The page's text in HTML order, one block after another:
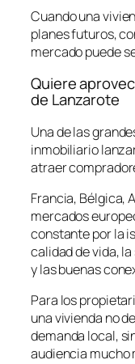
Cuando una
planes futuros,
mercado puede
Quiere
de Lanzarote
Una de las
inmobiliario
atraer
Francia, Bélgica,
mercados
constante por la
calidad de vida,
y las buenas
Para los
una vivienda no
demanda local,
audiencia mucho